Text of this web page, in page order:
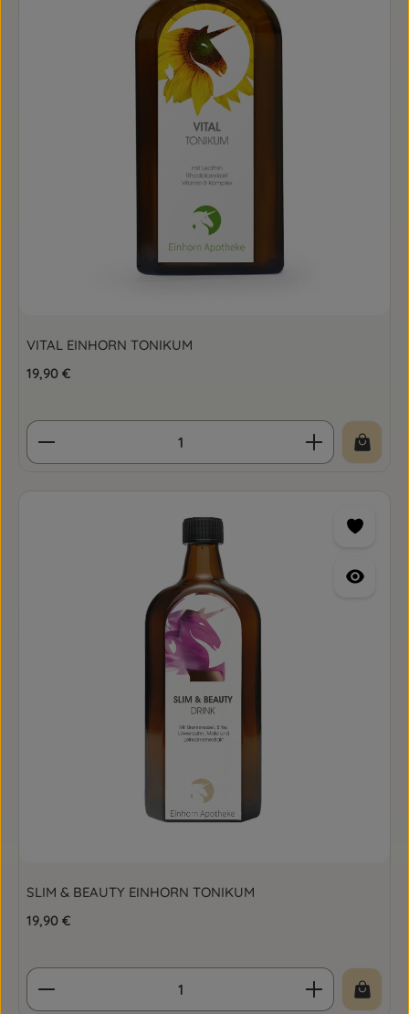
VITAL EINHORN TONIKUM
Regulärer Preis:
19,90 €
Produkt Anzahl: Gib den gewünschten Wert
SLIM & BEAUTY EINHORN TONIKUM
Regulärer Preis:
19,90 €
Produkt Anzahl: Gib den gewünschten Wert